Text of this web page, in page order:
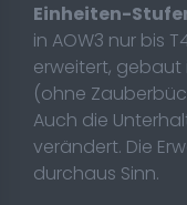
Einheiten-
in AOW3 nur bis
erweitert, gebaut
(ohne
Auch die
verändert. Die
durchaus Sinn.